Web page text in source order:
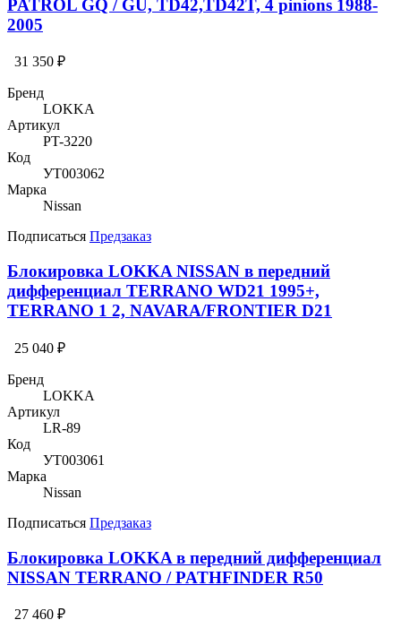
PATROL GQ / GU, TD42,TD42T, 4 pinions 1988-
2005
31 350 ₽
Бренд
LOKKA
Артикул
PT-3220
Код
УТ003062
Марка
Nissan
Подписаться Предзаказ
Блокировка LOKKA NISSAN в передний
дифференциал TERRANO WD21 1995+,
TERRANO 1 2, NAVARA/FRONTIER D21
25 040 ₽
Бренд
LOKKA
Артикул
LR-89
Код
УТ003061
Марка
Nissan
Подписаться Предзаказ
Блокировка LOKKA в передний дифференциал
NISSAN TERRANO / PATHFINDER R50
27 460 ₽